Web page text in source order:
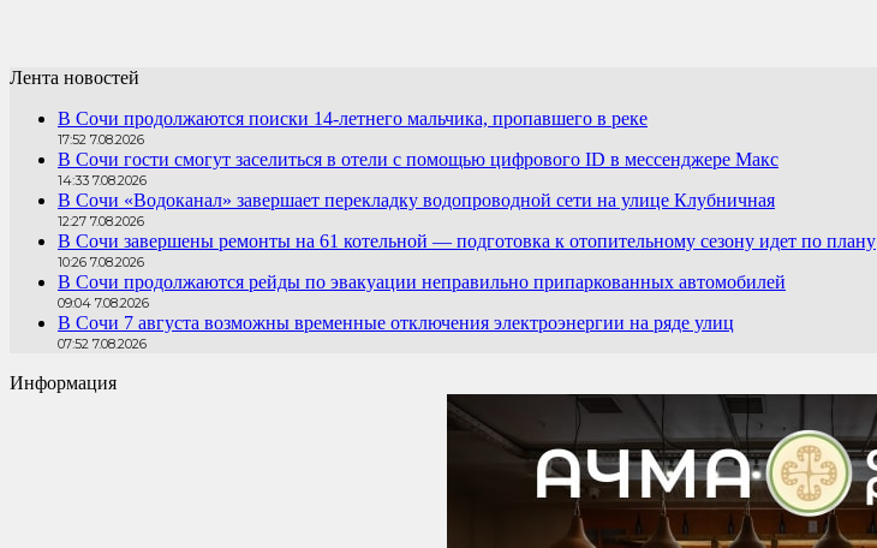
Лента новостей
В Сочи продолжаются поиски 14-летнего мальчика, пропавшего в реке
17:52 7.08.2026
В Сочи гости смогут заселиться в отели с помощью цифрового ID в мессенджере Макс
14:33 7.08.2026
В Сочи «Водоканал» завершает перекладку водопроводной сети на улице Клубничная
12:27 7.08.2026
В Сочи завершены ремонты на 61 котельной — подготовка к отопительному сезону идет по плану
10:26 7.08.2026
В Сочи продолжаются рейды по эвакуации неправильно припаркованных автомобилей
09:04 7.08.2026
В Сочи 7 августа возможны временные отключения электроэнергии на ряде улиц
07:52 7.08.2026
Информация